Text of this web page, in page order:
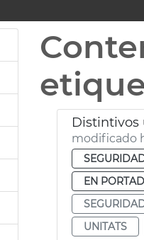
Distintivos
modificado
EN
UNITATS